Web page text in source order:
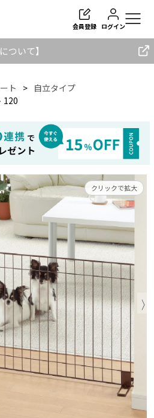
会員登録 ログイン
ついて】
ト
自立タイプ
120
クリックで拡大